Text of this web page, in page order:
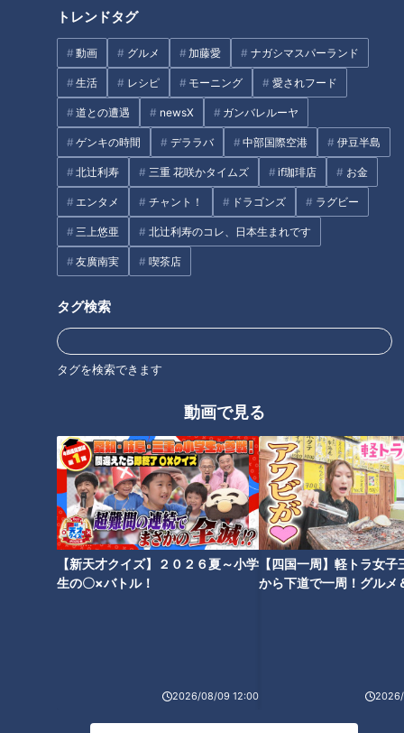
トレンドタグ
動画 グルメ 加藤愛 ナガシマスパーランド
生活 レシピ モーニング 愛されフード
道との遭遇 newsX ガンバレルーヤ
ゲンキの時間 デララバ 中部国際空港 伊豆半島
北辻利寿 三重 花咲かタイムズ if珈琲店 お金
エンタメ チャント！ ドラゴンズ ラグビー
三上悠亜 北辻利寿のコレ、日本生まれです
友廣南実 喫茶店
タグ検索
タグを検索できます
動画で見る
【新天才クイズ】２０２６夏～小学
生の〇×バトル！
2026/08/09 12:00
【四国一周】軽トラ女子
から下道で一周！グルメ
ファン必見！中日ドラゴンズ選
手プロデュースメニューとバン
テリンドームのニューグルメ
昭和13年創業！だしの香り漂う
高山ラーメン発祥のお店「まさ
ごそば」
健康 坂下千里子 石丸幹二
オススメ関連コンテンツ
名医がコレステロールを下げる
方法を伝授